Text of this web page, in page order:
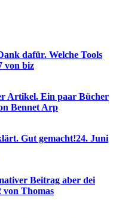
dafür. Welche Tools
von biz
Artikel. Ein paar Bücher
Bennet Arp
Gut gemacht!24. Juni
Beitrag aber dei
von Thomas